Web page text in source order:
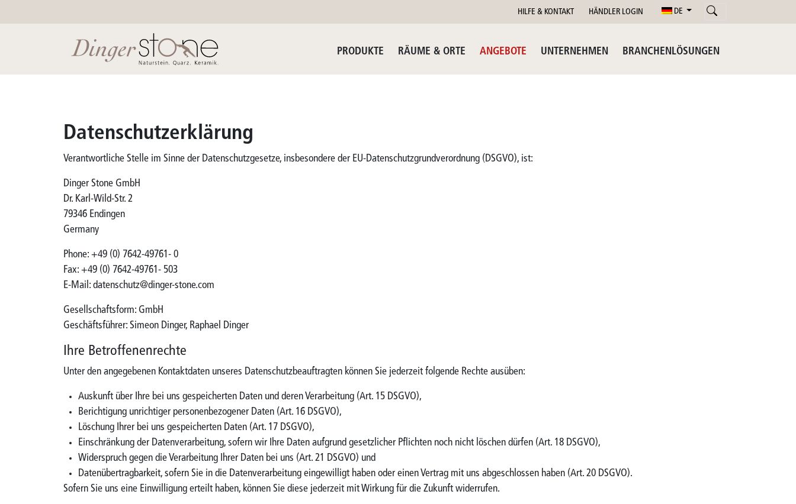
HILFE & KONTAKT HÄNDLER LOGIN DE
PRODUKTE RÄUME & ORTE ANGEBOTE UNTERNEHMEN BRANCHENLÖSUNGEN
Datenschutzerklärung
Verantwortliche Stelle im Sinne der Datenschutzgesetze, insbesondere der EU-Datenschutzgrundverordnung (DSGVO), ist:
Dinger Stone GmbH
Dr. Karl-Wild-Str. 2
79346 Endingen
Germany
Phone: +49 (0) 7642-49761- 0
Fax: +49 (0) 7642-49761- 503
E-Mail: datenschutz@dinger-stone.com
Gesellschaftsform: GmbH
Geschäftsführer: Simeon Dinger, Raphael Dinger
Ihre Betroffenenrechte
Unter den angegebenen Kontaktdaten unseres Datenschutzbeauftragten können Sie jederzeit folgende Rechte ausüben:
Auskunft über Ihre bei uns gespeicherten Daten und deren Verarbeitung (Art. 15 DSGVO),
Berichtigung unrichtiger personenbezogener Daten (Art. 16 DSGVO),
Löschung Ihrer bei uns gespeicherten Daten (Art. 17 DSGVO),
Einschränkung der Datenverarbeitung, sofern wir Ihre Daten aufgrund gesetzlicher Pflichten noch nicht löschen dürfen (Art. 18 DSGVO),
Widerspruch gegen die Verarbeitung Ihrer Daten bei uns (Art. 21 DSGVO) und
Datenübertragbarkeit, sofern Sie in die Datenverarbeitung eingewilligt haben oder einen Vertrag mit uns abgeschlossen haben (Art. 20 DSGVO).
Sofern Sie uns eine Einwilligung erteilt haben, können Sie diese jederzeit mit Wirkung für die Zukunft widerrufen.